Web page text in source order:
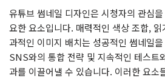
유튜브 썸네일 디자인은 시청자의 관심
요한 요소입니다. 매력적인 색상 조합,
과적인 이미지 배치는 성공적인 썸네일
SNS와의 통합 전략 및 지속적인 테스트
과를 이끌어낼 수 있습니다. 이러한 요소